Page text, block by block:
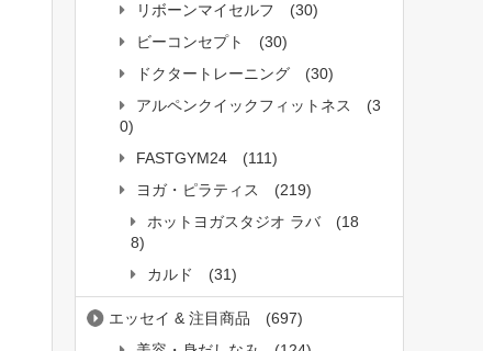
リボーンマイセルフ
(30)
ビーコンセプト
(30)
ドクタートレーニング
(30)
アルペンクイックフィットネス
(3
0)
FASTGYM24
(111)
ヨガ・ピラティス
(219)
ホットヨガスタジオ ラバ
(18
8)
カルド
(31)
エッセイ & 注目商品
(697)